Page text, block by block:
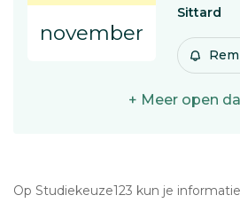
november
Sittard
+ Meer open
Op Studiekeuze123 kun je